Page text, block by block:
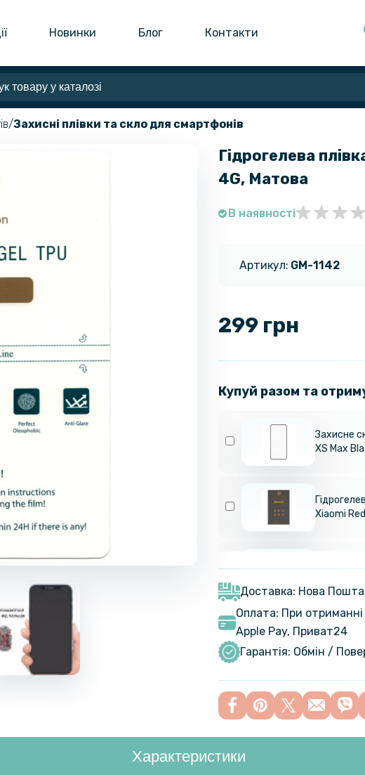
Новинки Блог Контакти
Захисні плівки та скло для смартфонів
Гідрогелева
4G, Матова
В наявності
Артикул: GM-1142
299 грн
Купуй разом та
Захисне
XS Max
Xiaomi
Захисне
Black
Film для
Film для
Доставка: Нова
Оплата: При
Apple Pay, Приват24
Гарантія: Обмін /
Характеристики